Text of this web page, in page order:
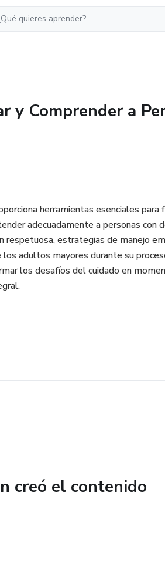
y Comprender a
herramientas esenciales para
adecuadamente a personas con
respetuosa, estrategias de manejo
los adultos mayores durante su
los desafíos del cuidado en
creó el contenido